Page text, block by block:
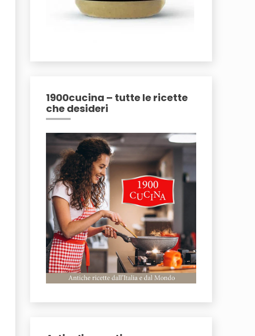
1900cucina – tutte le ricette
che desideri